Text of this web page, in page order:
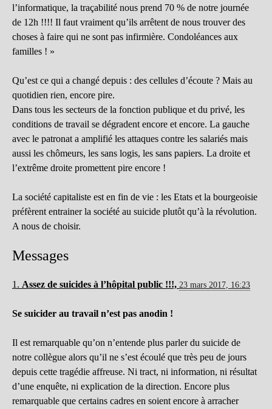
l’informatique, la traçabilité nous prend 70 % de notre journée
de 12h !!!! Il faut vraiment qu’ils arrêtent de nous trouver des
choses à faire qui ne sont pas infirmière. Condoléances aux
familles ! »
Qu’est ce qui a changé depuis : des cellules d’écoute ? Mais au
quotidien rien, encore pire.
Dans tous les secteurs de la fonction publique et du privé, les
conditions de travail se dégradent encore et encore. La gauche
avec le patronat a amplifié les attaques contre les salariés mais
aussi les chômeurs, les sans logis, les sans papiers. La droite et
l’extrême droite promettent pire encore !
La société capitaliste est en fin de vie : les Etats et la bourgeoisie
préfèrent entrainer la société au suicide plutôt qu’à la révolution.
A nous de choisir.
Messages
1. Assez de suicides à l’hôpital public !!!, 23 mars 2017, 16:23
Se suicider au travail n’est pas anodin !
Il est remarquable qu’on n’entende plus parler du suicide de
notre collègue alors qu’il ne s’est écoulé que très peu de jours
depuis cette tragédie affreuse. Ni tract, ni information, ni résultat
d’une enquête, ni explication de la direction. Encore plus
remarquable que certains cadres en soient encore à arracher